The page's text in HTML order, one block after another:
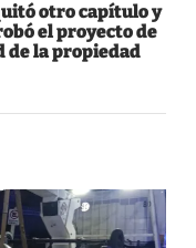
otro capítulo y
el proyecto de
la propiedad